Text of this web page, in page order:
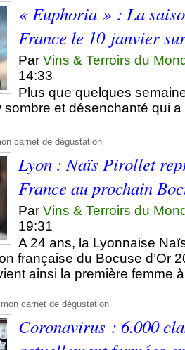
« Euphoria » : La
France le 10 janvier
ParVins & Terroirs du
14:33
Plus que quelques
sombre et désenchanté qui
carnet de dégustation
Lyon : Naïs Pirollet
France au prochain
ParVins & Terroirs du
19:31
A 24 ans, la Lyonnaise
française du Bocuse d’Or
ainsi la première femme
carnet de dégustation
Coronavirus : 6.000